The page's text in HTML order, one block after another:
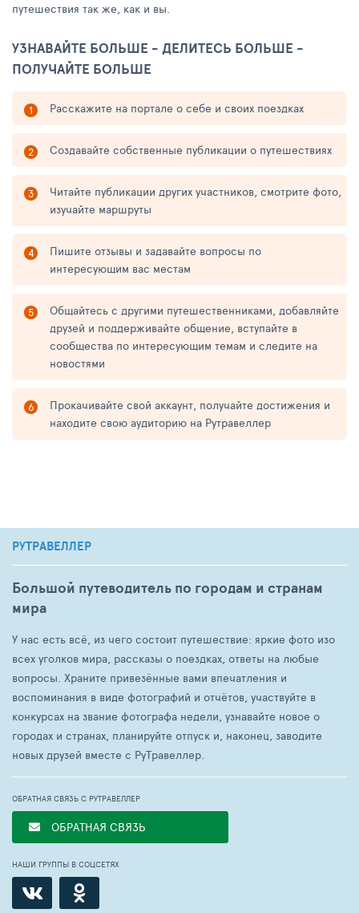
путешествия так же, как и вы.
УЗНАВАЙТЕ БОЛЬШЕ - ДЕЛИТЕСЬ БОЛЬШЕ -
ПОЛУЧАЙТЕ БОЛЬШЕ
Расскажите на портале о себе и своих поездках
Создавайте собственные публикации о путешествиях
Читайте публикации других участников, смотрите фото,
изучайте маршруты
Пишите отзывы и задавайте вопросы по
интересующим вас местам
Общайтесь с другими путешественниками, добавляйте
друзей и поддерживайте общение, вступайте в
сообщества по интересующим темам и следите на
новостями
Прокачивайте свой аккаунт, получайте достижения и
находите свою аудиторию на Рутравеллер
РУТРАВЕЛЛЕР
Большой путеводитель по городам и странам
мира
У нас есть всё, из чего состоит путешествие: яркие фото изо
всех уголков мира, рассказы о поездках, ответы на любые
вопросы. Храните привезённые вами впечатления и
воспоминания в виде фотографий и отчётов, участвуйте в
конкурсах на звание фотографа недели, узнавайте новое о
городах и странах, планируйте отпуск и, наконец, заводите
новых друзей вместе с РуТравеллер.
ОБРАТНАЯ СВЯЗЬ С РУТРАВЕЛЛЕР
ОБРАТНАЯ СВЯЗЬ
НАШИ ГРУППЫ В СОЦСЕТЯХ